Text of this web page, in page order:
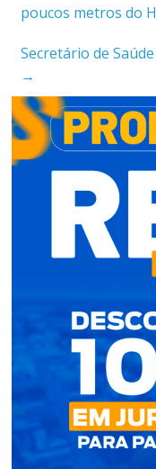
poucos metros do
Secretário de
→